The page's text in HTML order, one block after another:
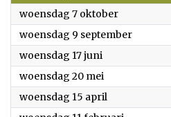
woensdag 7 oktober2026
woensdag 9 september2026
woensdag 17 juni
woensdag 20 mei
woensdag 15 april